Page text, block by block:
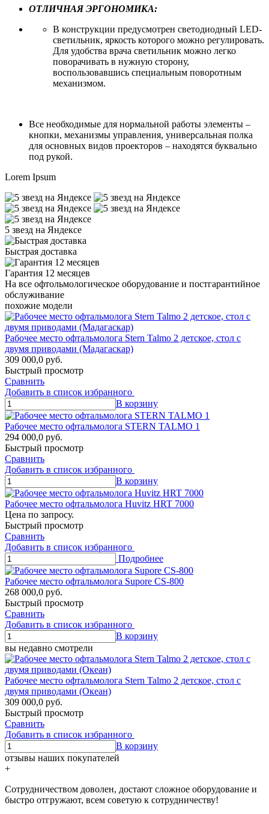
ОТЛИЧНАЯ ЭРГОНОМИКА:
В конструкции предусмотрен светодиодный LED-
светильник, яркость которого можно регулировать.
Для удобства врача светильник можно легко
поворачивать в нужную сторону,
воспользовавшись специальным поворотным
механизмом.
Все необходимые для нормальной работы элементы –
кнопки, механизмы управления, универсальная полка
для основных видов проекторов – находятся буквально
под рукой.
Lorem Ipsum
5 звезд на Яндексе
Быстрая доставка
Гарантия 12 месяцев
На все офтольмологическое оборудование и постгарантийное
обслуживание
похожие модели
Рабочее место офтальмолога Stern Talmo 2 детское, стол с
двумя приводами (Мадагаскар)
309 000,0 руб.
Быстрый просмотр
Сравнить
Добавить в список избранного
В корзину
Рабочее место офтальмолога STERN TALMO 1
294 000,0 руб.
Быстрый просмотр
Сравнить
Добавить в список избранного
В корзину
Рабочее место офтальмолога Huvitz HRT 7000
Цена по запросу.
Быстрый просмотр
Сравнить
Добавить в список избранного
Подробнее
Рабочее место офтальмолога Supore CS-800
268 000,0 руб.
Быстрый просмотр
Сравнить
Добавить в список избранного
В корзину
вы недавно смотрели
Рабочее место офтальмолога Stern Talmo 2 детское, стол с
двумя приводами (Океан)
309 000,0 руб.
Быстрый просмотр
Сравнить
Добавить в список избранного
В корзину
отзывы наших покупателей
+
Сотрудничеством доволен, достают сложное оборудование и
быстро отгружают, всем советую к сотрудничеству!